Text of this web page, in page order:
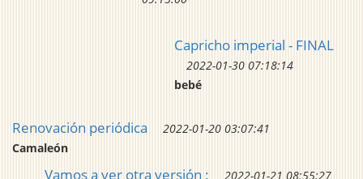
Capricho imperial - FINAL
2022-01-30 07:18:14
bebé
Renovación periódica
2022-01-20 03:07:41
Camaleón
Vamos a ver otra versión :
2022-01-21 08:55:27